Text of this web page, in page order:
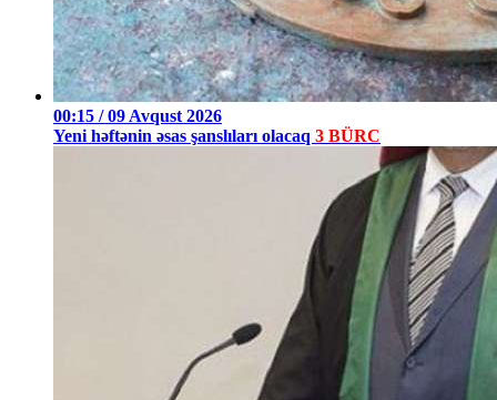
00:15 / 09 Avqust 2026
Yeni həftənin əsas şanslıları olacaq 3 BÜRC